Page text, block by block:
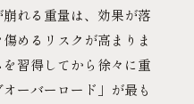
れる重量は、効果が落
めるリスクが高まりま
習得してから徐々に重
ーバーロード」が最も